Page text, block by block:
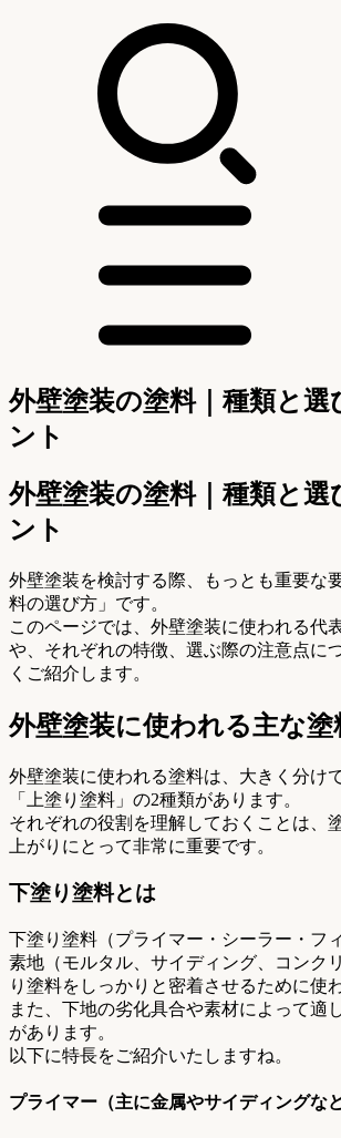
外壁塗装の塗料｜種類と選
ント
外壁塗装の塗料｜種類と選
ント
外壁塗装を検討する際、もっとも重要な
料の選び方」です。
このページでは、外壁塗装に使われる代
や、それぞれの特徴、選ぶ際の注意点に
くご紹介します。
外壁塗装に使われる主な塗
外壁塗装に使われる塗料は、大きく分け
「上塗り塗料」の2種類があります。
それぞれの役割を理解しておくことは、
上がりにとって非常に重要です。
下塗り塗料とは
下塗り塗料（プライマー・シーラー・フ
素地（モルタル、サイディング、コンク
り塗料をしっかりと密着させるために使
また、下地の劣化具合や素材によって適
があります。
以下に特長をご紹介いたしますね。
プライマー（主に金属やサイディングなど